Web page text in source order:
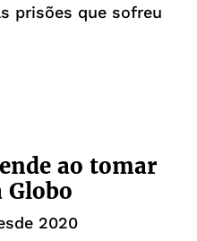
prisões que sofreu
ao tomar
Globo
2020